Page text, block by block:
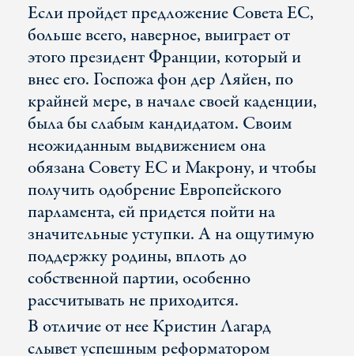
Если пройдет предложение Совета ЕС,
больше всего, наверное, выиграет от
этого президент Франции, который и
внес его. Госпожа фон дер Ляйен, по
крайней мере, в начале своей каденции,
была бы слабым кандидатом. Своим
неожиданным выдвижением она
обязана Совету ЕС и Макрону, и чтобы
получить одобрение Европейского
парламента, ей придется пойти на
значительные уступки. А на ощутимую
поддержку родины, вплоть до
собственной партии, особенно
рассчитывать не приходится.
В отличие от нее Кристин Лагард
слывет успешным реформатором